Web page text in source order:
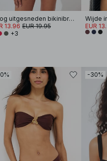
Hoog uitgesneden bikinibroekje
13.96 EUR 19.95
+3
EUR
-30%